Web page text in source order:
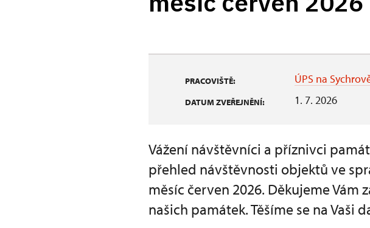
PRACOVIŠTĚ: ÚPS na
DATUM ZVEŘEJNĚNÍ: 1. 7. 2026
Vážení návštěvníci a příznivci
přehled návštěvnosti objektů ve
měsíc červen 2026. Děkujeme
našich památek. Těšíme se na Vaši